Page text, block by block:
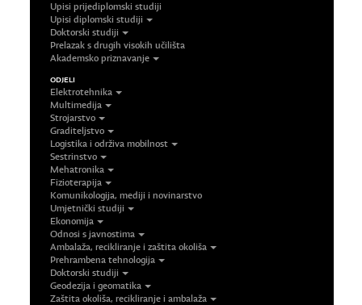
Upisi prijediplomski studiji
Upisi diplomski studiji
Doktorski studiji
Prelazak s drugih visokih učilišta
Akademsko priznavanje
ODJELI
Elektrotehnika
Multimedija
Strojarstvo
Graditeljstvo
Logistika i održiva mobilnost
Sestrinstvo
Mehatronika
Fizioterapija
Komunikologija, mediji i novinarstvo
Umjetnički studiji
Ekonomija
Odnosi s javnostima
Ambalaža, recikliranje i zaštita okoliša
Prehrambena tehnologija
Doktorski studiji
Geodezija i geomatika
Zaštita okoliša, recikliranje i ambalaža